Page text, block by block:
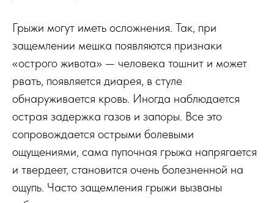
Грыжи могут иметь осложнения. Так, при
защемлении мешка появляются признаки
«острого живота» — человека тошнит и может
рвать, появляется диарея, в стуле
обнаруживается кровь. Иногда наблюдается
острая задержка газов и запоры. Все это
сопровождается острыми болевыми
ощущениями, сама пупочная грыжа напрягается
и твердеет, становится очень болезненной на
ощупь. Часто защемления грыжи вызваны